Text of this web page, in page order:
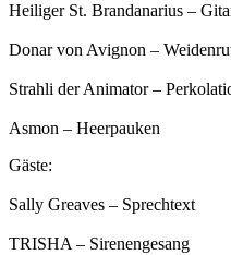
Heiliger St. Brandanarius –
Donar von Avignon –
Strahli der Animator –
Asmon – Heerpauken
Gäste:
Sally Greaves – Sprechtext
TRISHA – Sirenengesang